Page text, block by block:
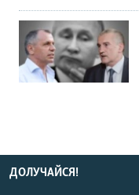
ДОЛУЧАЙСЯ!